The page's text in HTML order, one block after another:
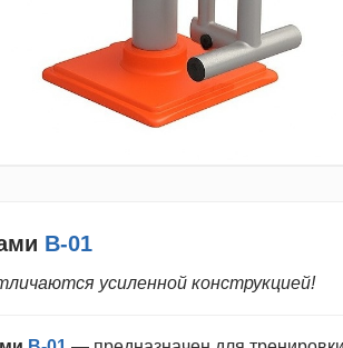
B-01
усиленной конструкцией!